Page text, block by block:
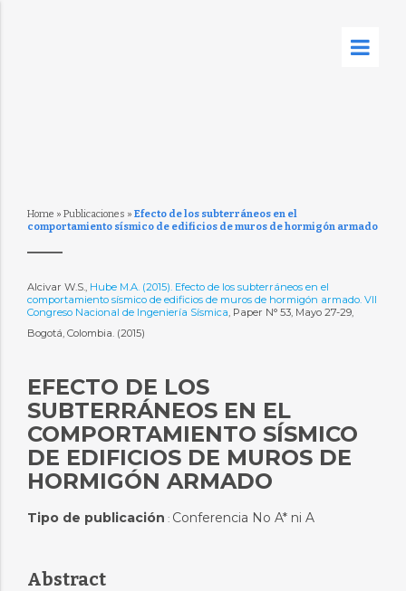
Home » Publicaciones » Efecto de los subterráneos en el
comportamiento sísmico de edificios de muros de hormigón armado
Alcivar W.S., Hube M.A. (2015). Efecto de los subterráneos en el
comportamiento sísmico de edificios de muros de hormigón armado. VII
Congreso Nacional de Ingeniería Sísmica, Paper N° 53, Mayo 27-29,
Bogotá, Colombia. (2015)
EFECTO DE LOS
SUBTERRÁNEOS EN EL
COMPORTAMIENTO SÍSMICO
DE EDIFICIOS DE MUROS DE
HORMIGÓN ARMADO
Tipo de publicación : Conferencia No A* ni A
Abstract